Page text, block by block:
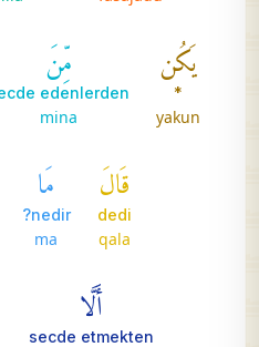
يَكُن
*
yakun
مِّنَ
edenlerden
mina
قَالَ
dedi
qala
مَا
nedir?
ma
أَلَّا
secde etmekten